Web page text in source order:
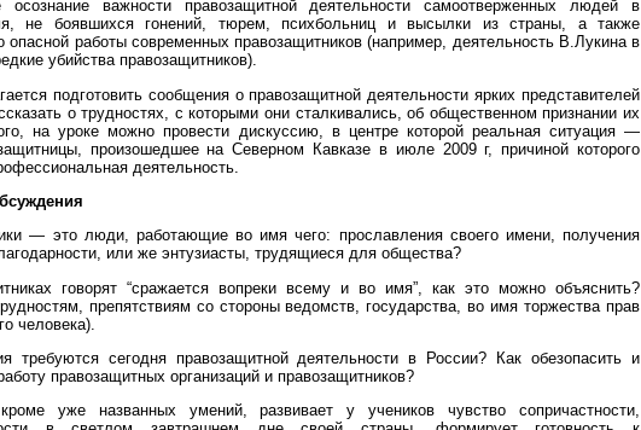
осознание важности правозащитной деятельности самоотверженных людей в
не боявшихся гонений, тюрем, психбольниц и высылки из страны, а также
опасной работы современных правозащитников (например, деятельность В.Лукина в
убийства правозащитников).
подготовить сообщения о правозащитной деятельности ярких представителей
о трудностях, с которыми они сталкивались, об общественном признании их
на уроке можно провести дискуссию, в центре которой реальная ситуация —
произошедшее на Северном Кавказе в июле 2009 г, причиной которого
деятельность.
— это люди, работающие во имя чего: прославления своего имени, получения
или же энтузиасты, трудящиеся для общества?
говорят “сражается вопреки всему и во имя”, как это можно объяснить?
препятствиям со стороны ведомств, государства, во имя торжества прав
человека).
требуются сегодня правозащитной деятельности в России? Как обезопасить и
правозащитных организаций и правозащитников?
уже названных умений, развивает у учеников чувство сопричастности,